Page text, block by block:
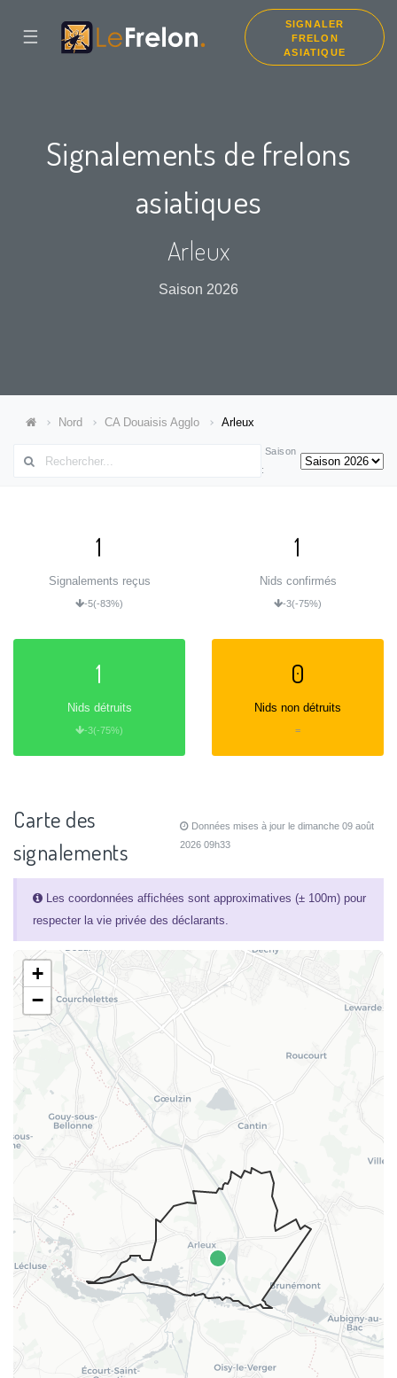
☰
SIGNALER
FRELON
ASIATIQUE
Signalements de frelons
asiatiques
Arleux
Saison 2026
Nord CA Douaisis Agglo Arleux
Saison
:
1
Signalements reçus
-5(-83%)
1
Nids confirmés
-3(-75%)
1
Nids détruits
-3(-75%)
0
Nids non détruits
=
Carte des
signalements
Données mises à jour le dimanche 09 août
2026 09h33
Les coordonnées affichées sont approximatives (± 100m) pour
respecter la vie privée des déclarants.
+
−